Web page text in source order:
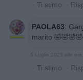
· Ti stimo ·
PAOLA63:
marito 🤣🤣🤣🤣
5 Luglio 2025 alle ore
· Ti stimo ·